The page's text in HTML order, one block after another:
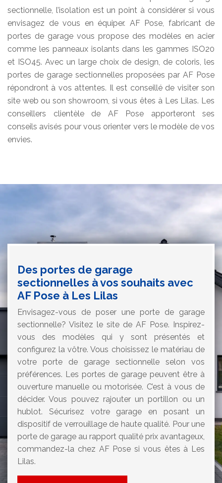
sectionnelle, l’isolation est un point à considérer si vous
envisagez de vous en équiper. AF Pose, fabricant de
portes de garage vous propose des modèles en acier
comme les panneaux isolants dans les gammes ISO20
et ISO45. Avec un large choix de design, de coloris, les
portes de garage sectionnelles proposées par AF Pose
répondront à vos attentes. Il est conseillé de visiter son
site web ou son showroom, si vous êtes à Les Lilas. Les
conseillers clientèle de AF Pose apporteront ses
conseils avisés pour vous orienter vers le modèle de vos
envies.
Des portes de garage
sectionnelles à vos souhaits avec
AF Pose à Les Lilas
Envisagez-vous de poser une porte de garage
sectionnelle? Visitez le site de AF Pose. Inspirez-
vous des modèles qui y sont présentés et
configurez la vôtre. Vous choisissez le matériau de
votre porte de garage sectionnelle selon vos
préférences. Les portes de garage peuvent être à
ouverture manuelle ou motorisée. C’est à vous de
décider. Vous pouvez rajouter un portillon ou un
hublot. Sécurisez votre garage en posant un
dispositif de verrouillage de haute qualité. Pour une
porte de garage au rapport qualité prix avantageux,
commandez-la chez AF Pose si vous êtes à Les
Lilas.